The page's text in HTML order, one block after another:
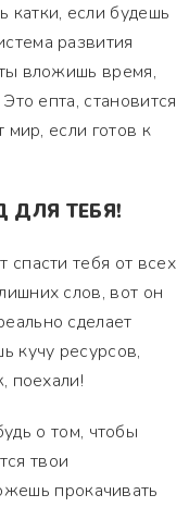
катки, если будешь
развития
вложишь время,
епта, становится
мир, если готов к
ДЛЯ ТЕБЯ!
тебя от всех
слов, вот он
сделает
кучу ресурсов,
поехали!
о том, чтобы
твои
прокачивать